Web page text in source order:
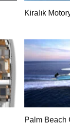
Kiralık
Palm Beach